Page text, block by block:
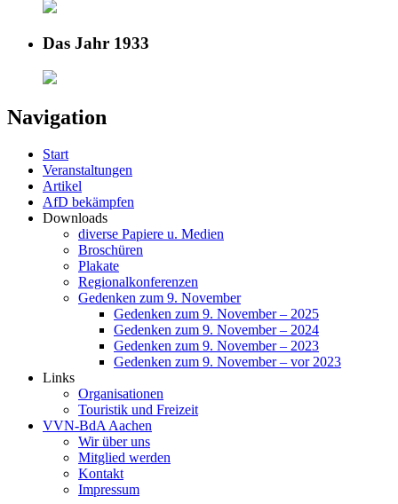
Das Jahr 1933
Navigation
Start
Veranstaltungen
Artikel
AfD bekämpfen
Downloads
diverse Papiere u. Medien
Broschüren
Plakate
Regionalkonferenzen
Gedenken zum 9. November
Gedenken zum 9. November – 2025
Gedenken zum 9. November – 2024
Gedenken zum 9. November – 2023
Gedenken zum 9. November – vor 2023
Links
Organisationen
Touristik und Freizeit
VVN-BdA Aachen
Wir über uns
Mitglied werden
Kontakt
Impressum